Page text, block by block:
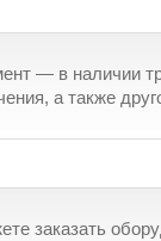
— в наличии
а также
заказать